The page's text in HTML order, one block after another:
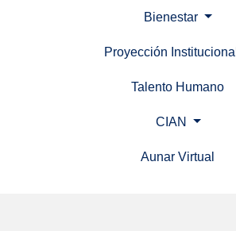
Bienestar
Proyección Institucional
Talento Humano
CIAN
Aunar Virtual